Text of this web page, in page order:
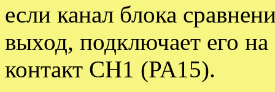
если канал блока
выход, подключает его
контакт CH1 (PA15).